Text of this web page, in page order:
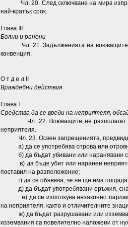
Чл. 20. След сключване на мира
най-кратък срок.
Глава III
Болни и ранени
Чл. 21. Задълженията на воюващите
конвенция.
О т д е л II
Враждебни действия
Глава I
Средства да се вреди на неприятеля,
Чл. 22. Воюващите не разполагат с
неприятеля.
Чл. 23. Освен запрещенията,
а) да се употребява отрова или
б) да бъдат убивани или наранявани с
в) да бъде убит или наранен
поставил на разположение;
г) да се обявява, че не ще има
д) да бъдат употребявани оръжия,
е) да се използува незаконно
на неприятеля, както и отличителните
ж) да бъдат разрушавани или изземвани
изземвания са повелително наложени от